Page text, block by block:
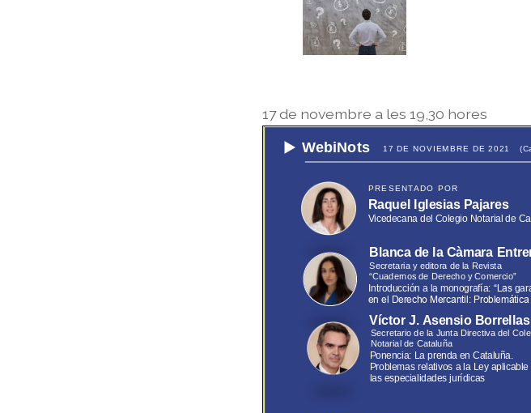
17 de novembre a les 19,30 hores